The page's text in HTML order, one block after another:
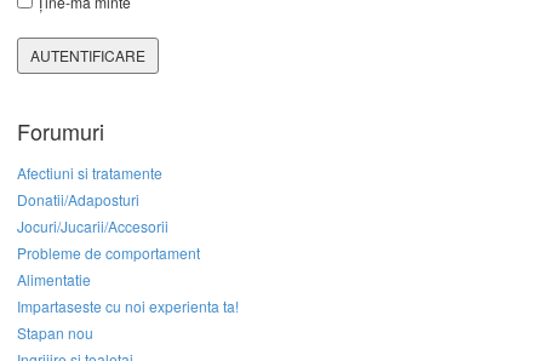
AUTENTIFICARE
Forumuri
Afectiuni si tratamente
Donatii/Adaposturi
Jocuri/Jucarii/Accesorii
Probleme de comportament
Alimentatie
Impartaseste cu noi experienta ta!
Stapan nou